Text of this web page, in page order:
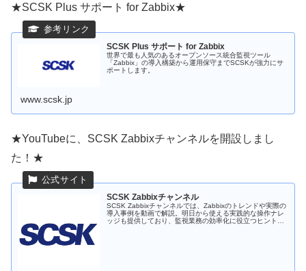
★SCSK Plus サポート for Zabbix★
SCSK Plus サポート for Zabbix
世界で最も人気のあるオープンソース統合監視ツール
「Zabbix」の導入構築から運用保守までSCSKが強力にサ
ポートします。
www.scsk.jp
★YouTubeに、SCSK Zabbixチャンネルを開設しまし
た！★
SCSK Zabbixチャンネル
SCSK Zabbixチャンネルでは、Zabbixのトレンドや実際の
導入事例を動画で解説。明日から使える実践的な操作ナレ
ッジも提供しており、監視業務の効率化に役立つヒントが